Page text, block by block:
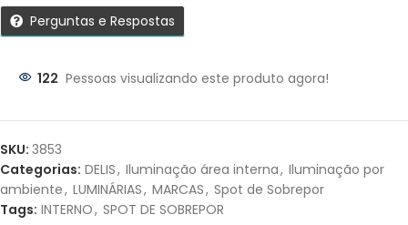
Parcelas:
JUROS
2X DE R$48,20SEM
JUROS
R$
Perguntas e Respostas
122 Pessoas visualizando este produto agora!
SKU: 3853
Categorias: DELIS, Iluminação área interna, Iluminação por
ambiente, LUMINÁRIAS, MARCAS, Spot de Sobrepor
Tags: INTERNO, SPOT DE SOBREPOR